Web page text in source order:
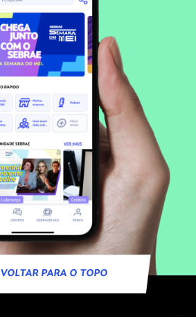
VOLTAR PARA O TOPO